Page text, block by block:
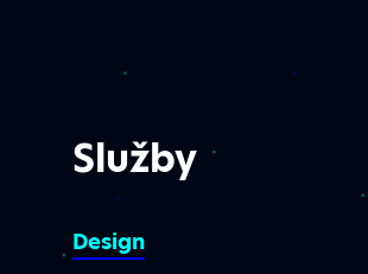
Služby
Design